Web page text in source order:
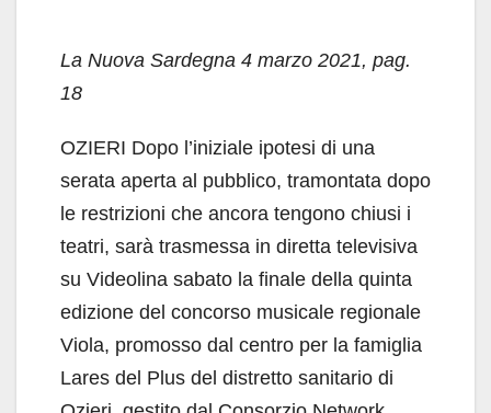
La Nuova Sardegna 4 marzo 2021, pag.
18
OZIERI Dopo l’iniziale ipotesi di una
serata aperta al pubblico, tramontata dopo
le restrizioni che ancora tengono chiusi i
teatri, sarà trasmessa in diretta televisiva
su Videolina sabato la finale della quinta
edizione del concorso musicale regionale
Viola, promosso dal centro per la famiglia
Lares del Plus del distretto sanitario di